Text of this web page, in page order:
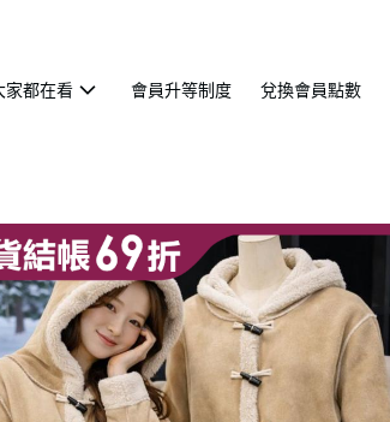
家都在看 會員升等制度 兌換會員點數